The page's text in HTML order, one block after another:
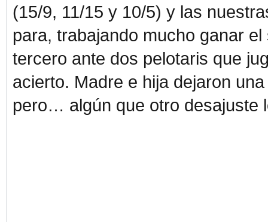
(15/9, 11/15 y 10/5) y las
para, trabajando mucho ganar
tercero ante dos pelotaris que
acierto. Madre e hija dejaron
pero… algún que otro desajuste